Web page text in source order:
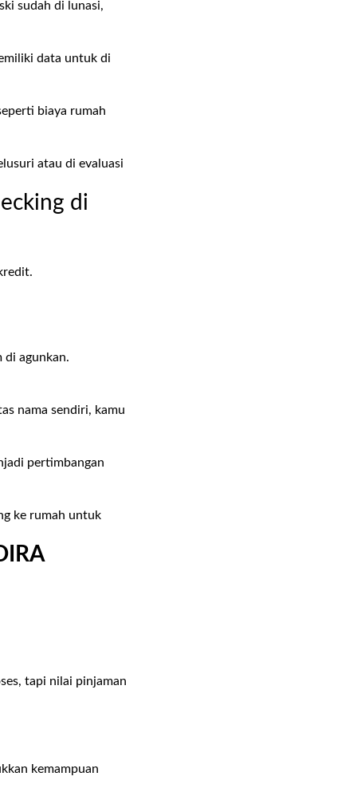
sudah di lunasi,
data untuk di
biaya rumah
atau di evaluasi
di
di agunkan.
nama sendiri, kamu
pertimbangan
ke rumah untuk
tapi nilai pinjaman
kemampuan